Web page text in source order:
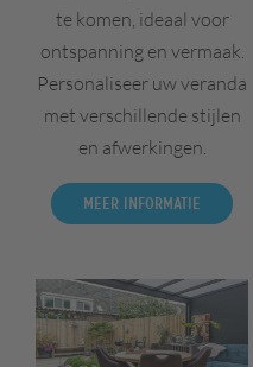
te komen, ideaal voor
ontspanning en vermaak.
Personaliseer uw veranda
met verschillende stijlen
en afwerkingen.
Meer informatie